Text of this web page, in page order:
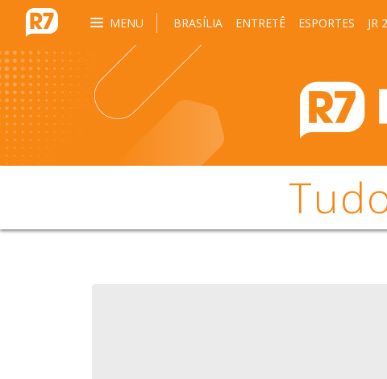
MENU BRASÍLIA ENTRETÊ ESPORTES JR